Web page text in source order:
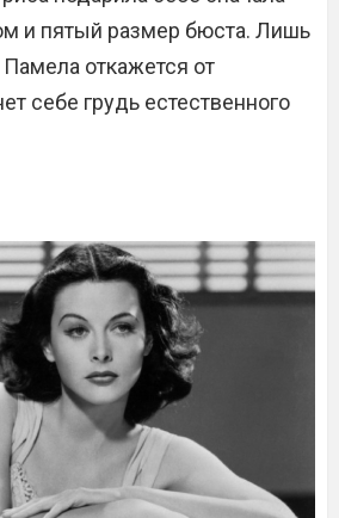
и пятый размер бюста. Лишь
откажется от
себе грудь естественного